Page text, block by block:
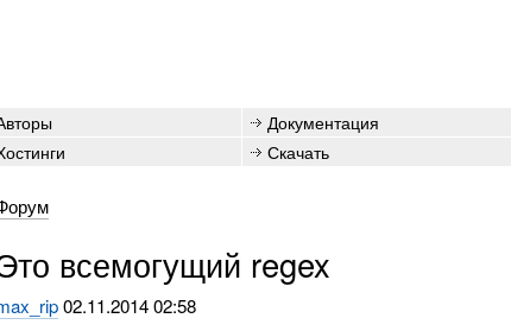
Документация
Скачать
всемогущий regex
02.11.2014 02:58